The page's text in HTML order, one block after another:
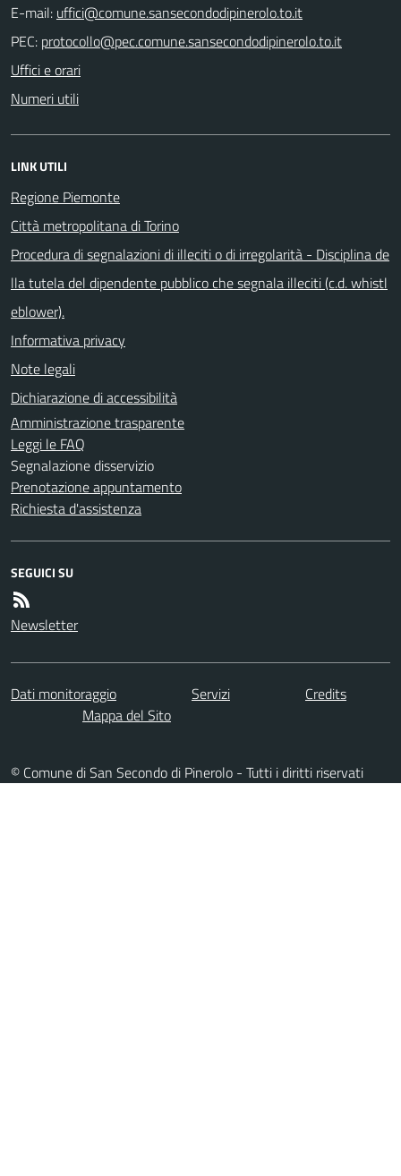
E-mail:
PEC:
Uffici e orari
Numeri utili
LINK UTILI
Regione Piemonte
Città metropolitana di Torino
Procedura di segnalazioni di illeciti o di irregolarità - Disciplina de
lla tutela del dipendente pubblico che segnala illeciti (c.d. whistl
eblower).
Informativa privacy
Note legali
Dichiarazione di accessibilità
Amministrazione trasparente
Leggi le FAQ
Segnalazione disservizio
Prenotazione appuntamento
Richiesta d'assistenza
SEGUICI SU
Newsletter
Dati monitoraggio Servizi
Credits
Mappa del Sito
© Comune di San Secondo di Pinerolo - Tutti i diritti riservati